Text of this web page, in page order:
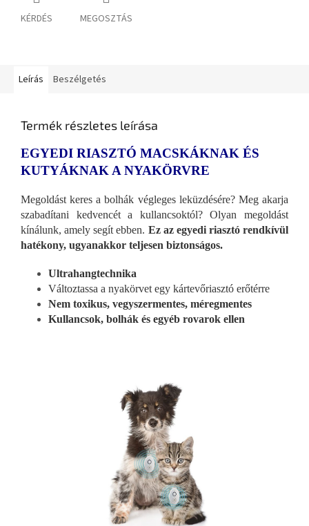
KÉRDÉS MEGOSZTÁS
Leírás Beszélgetés
Termék részletes leírása
EGYEDI RIASZTÓ MACSKÁKNAK ÉS
KUTYÁKNAK A NYAKÖRVRE
Megoldást keres a bolhák végleges leküzdésére? Meg akarja
szabadítani kedvencét a kullancsoktól? Olyan megoldást
kínálunk, amely segít ebben. Ez az egyedi riasztó rendkívül
hatékony, ugyanakkor teljesen biztonságos.
Ultrahangtechnika
Változtassa a nyakörvet egy kártevőriasztó erőtérre
Nem toxikus, vegyszermentes, méregmentes
Kullancsok, bolhák és egyéb rovarok ellen